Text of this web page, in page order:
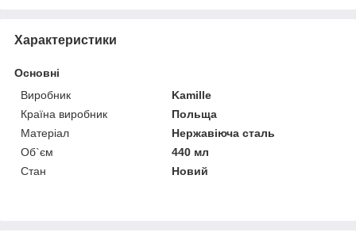
Характеристики
Основні
Виробник
Kamille
Країна виробник
Польща
Матеріал
Нержавіюча сталь
Об`єм
440 мл
Стан
Новий